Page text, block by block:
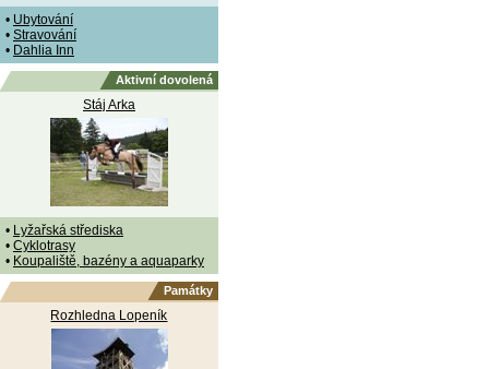
• Ubytování
• Stravování
• Dahlia Inn
Aktivní dovolená
Stáj Arka
• Lyžařská střediska
• Cyklotrasy
• Koupaliště, bazény a aquaparky
Památky
Rozhledna Lopeník